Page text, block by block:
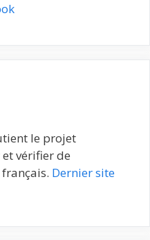
le projet
vérifier de
Dernier site